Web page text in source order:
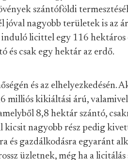
szántóföldi
jóval nagyobb területek is az
licittel egy 116 hektáros
és csak egy hektár az erdő.
és az elhelyezkedésén.
milliós kikiáltási árú,
8,8 hektár szántó,
nagyobb rész pedig
és gazdálkodásra egyaránt
üzletnek, még ha a licitálás